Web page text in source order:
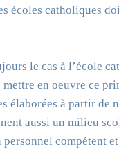
écoles catholiques
le cas à l’école
en oeuvre ce
élaborées à partir
aussi un milieu
compétent